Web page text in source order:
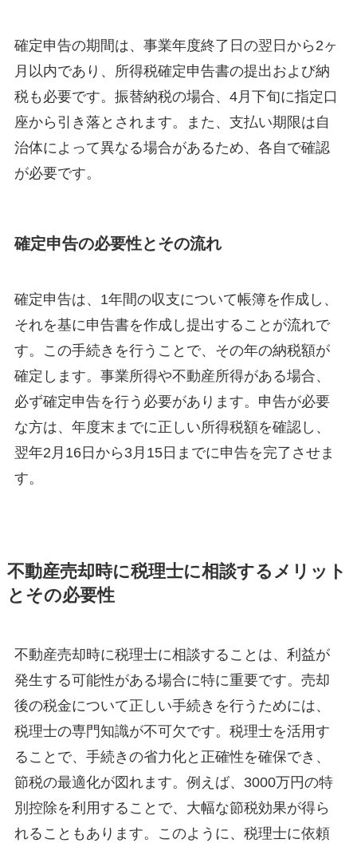
確定申告の期間は、事業年度終了日の翌日から2ヶ
月以内であり、所得税確定申告書の提出および納
税も必要です。振替納税の場合、4月下旬に指定口
座から引き落とされます。また、支払い期限は自
治体によって異なる場合があるため、各自で確認
が必要です。
確定申告の必要性とその流れ
確定申告は、1年間の収支について帳簿を作成し、
それを基に申告書を作成し提出することが流れで
す。この手続きを行うことで、その年の納税額が
確定します。事業所得や不動産所得がある場合、
必ず確定申告を行う必要があります。申告が必要
な方は、年度末までに正しい所得税額を確認し、
翌年2月16日から3月15日までに申告を完了させま
す。
不動産売却時に税理士に相談するメリット
とその必要性
不動産売却時に税理士に相談することは、利益が
発生する可能性がある場合に特に重要です。売却
後の税金について正しい手続きを行うためには、
税理士の専門知識が不可欠です。税理士を活用す
ることで、手続きの省力化と正確性を確保でき、
節税の最適化が図れます。例えば、3000万円の特
別控除を利用することで、大幅な節税効果が得ら
れることもあります。このように、税理士に依頼